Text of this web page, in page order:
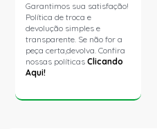
Garantimos sua satisfação!
Política de troca e
devolução simples e
transparente. Se não for a
peça certa,devolva. Confira
nossas políticasClicando
Aqui!